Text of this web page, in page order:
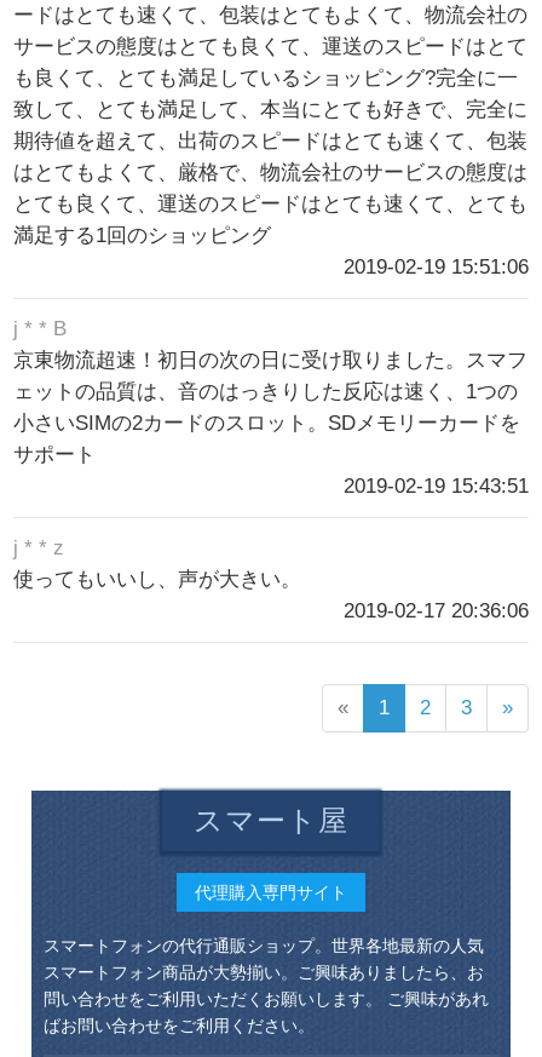
ードはとても速くて、包装はとてもよくて、物流会社の
サービスの態度はとても良くて、運送のスピードはとて
も良くて、とても満足しているショッピング?完全に一
致して、とても満足して、本当にとても好きで、完全に
期待値を超えて、出荷のスピードはとても速くて、包装
はとてもよくて、厳格で、物流会社のサービスの態度は
とても良くて、運送のスピードはとても速くて、とても
満足する1回のショッピング
2019-02-19 15:51:06
j * * B
京東物流超速！初日の次の日に受け取りました。スマフ
ェットの品質は、音のはっきりした反応は速く、1つの
小さいSIMの2カードのスロット。SDメモリーカードを
サポート
2019-02-19 15:43:51
j * * z
使ってもいいし、声が大きい。
2019-02-17 20:36:06
« 1 2 3 »
スマート屋
代理購入専門サイト
スマートフォンの代行通販ショップ。世界各地最新の人気
スマートフォン商品が大勢揃い。ご興味ありましたら、お
問い合わせをご利用いただくお願いします。 ご興味があれ
ばお問い合わせをご利用ください。